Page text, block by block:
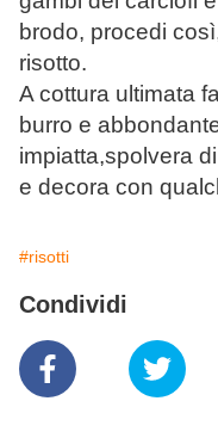
brodo, procedi
risotto.
A cottura ultimata
burro e
impiatta,spolvera
e decora con
#risotti
Condividi